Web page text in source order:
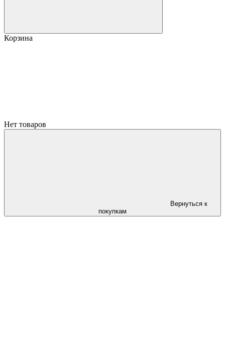
Корзина
Нет товаров
Вернуться к
покупкам